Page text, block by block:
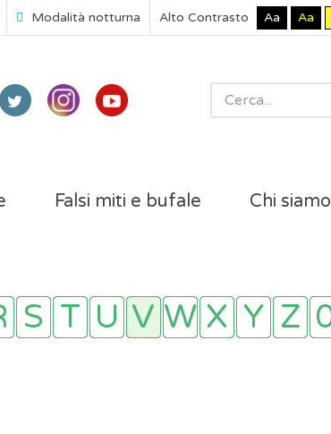
Modalità notturna Alto Contrasto Aa Aa
Falsi miti e bufale Chi siamo